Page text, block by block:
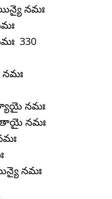
నమః
330
నమః
నమః
నమః